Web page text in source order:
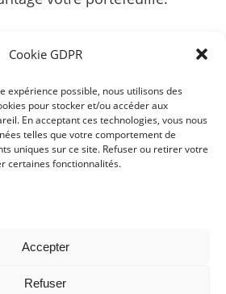
Cookie GDPR
expérience possible, nous utilisons des
pour stocker et/ou accéder aux
En acceptant ces technologies, vous nous
telles que votre comportement de
uniques sur ce site. Refuser ou retirer votre
certaines fonctionnalités.
Accepter
Refuser
cette publication